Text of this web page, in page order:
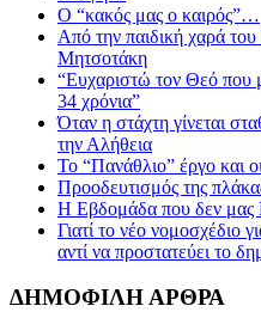
Ο “κακός μας ο καιρός”…
Από την παιδική χαρά
Μητσοτάκη
“Ευχαριστώ τον Θεό που
34 χρόνια”
Όταν η στάχτη γίνεται
την Αλήθεια
Το “Πανάθλιο” έργο και
Προοδευτισμός της
Η Εβδομάδα που δεν
Γιατί το νέο νομοσχέδιο
αντί να προστατεύει το
ΔΗΜΟΦΙΛΗ ΑΡΘΡΑ